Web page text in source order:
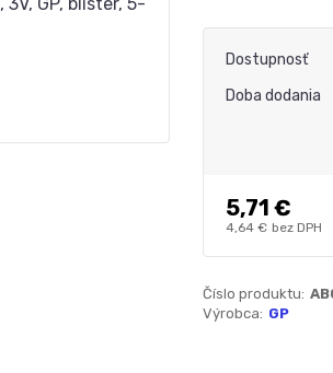
Dostupnosť
Doba dodania
5,71 €
4,64 € bez DPH
Číslo produktu:
Výrobca: GP